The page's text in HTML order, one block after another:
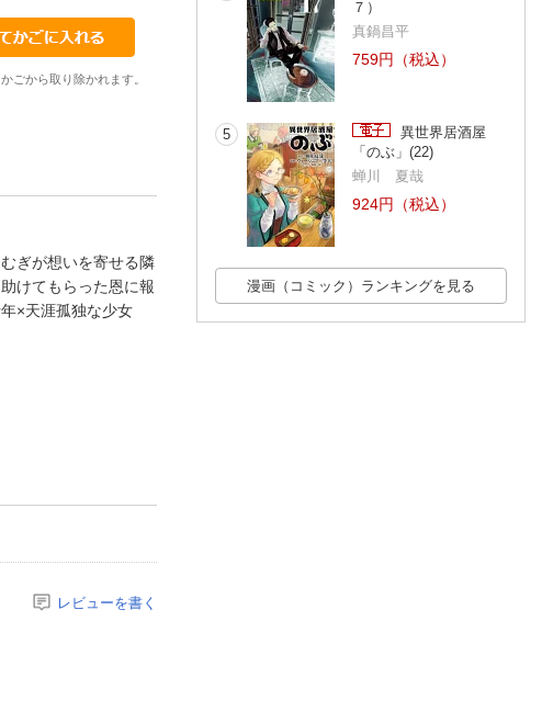
ごから取り除かれます。
ぎが想いを寄せる隣
けてもらった恩に報
×天涯孤独な少女
レビューを書く
７）
真鍋昌平
759円（税込）
5
異世界居酒屋
「のぶ」(22)
蝉川 夏哉
924円（税込）
漫画（コミック）ランキングを見る